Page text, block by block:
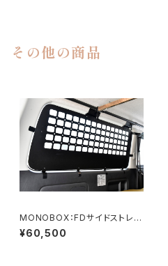
その他の商品
MONOBOX：FDサイドストレー
ジパネル左右セット
¥60,500